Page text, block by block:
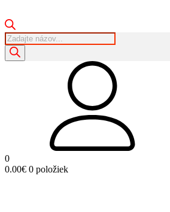
Products
search
0
0.00€ 0 položiek